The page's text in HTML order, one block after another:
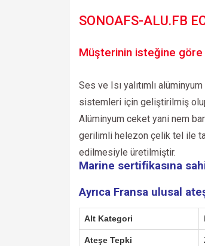
SONOAFS-ALU.FB
Müşterinin isteğine
Ses ve Isı yalıtımlı
sistemleri için geliştirilmiş
Alüminyum ceket yani nem
gerilimli helezon çelik tel ile
edilmesiyle üretilmiştir.
Marine sertifikasına
Ayrıca Fransa ulusal
Alt Kategori
Ateşe Tepki